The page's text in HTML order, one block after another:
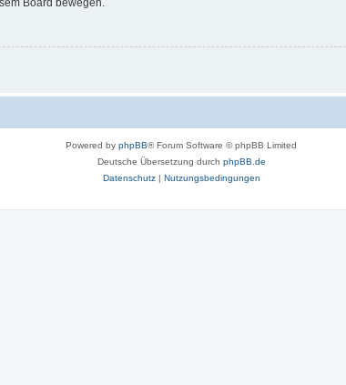
Board bewegen.
Powered by phpBB® Forum Software © phpBB Limited
Deutsche Übersetzung durch phpBB.de
Datenschutz| Nutzungsbedingungen